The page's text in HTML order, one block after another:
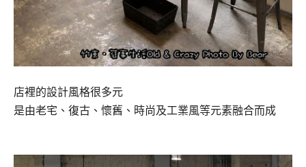
店裡的設計風格很多元
是由老宅、復古、懷舊、時尚及工業風等元素融合而成